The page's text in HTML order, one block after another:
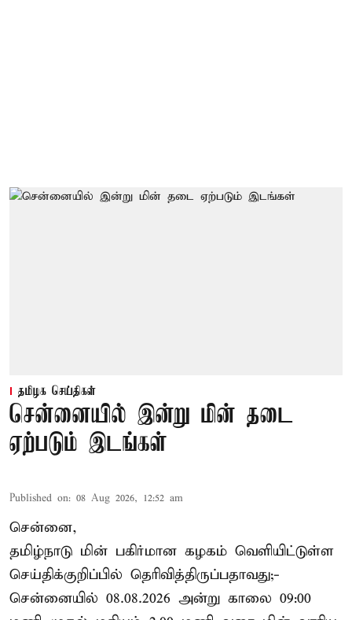
தமிழக செய்திகள்
சென்னையில் இன்று மின் தடை
ஏற்படும் இடங்கள்
Published on: 08 Aug 2026, 12:52 am
சென்னை,
தமிழ்நாடு மின் பகிர்மான கழகம் வெளியிட்டுள்ள
செய்திக்குறிப்பில் தெரிவித்திருப்பதாவது;-
சென்னையில் 08.08.2026 அன்று காலை 09:00